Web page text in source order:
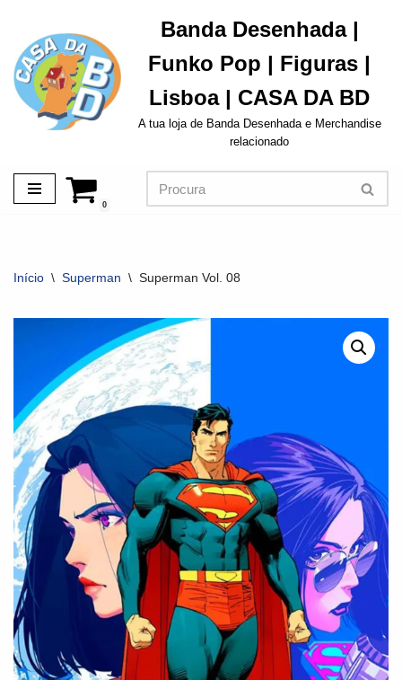
Avançar
para
o
conteúdo
Banda Desenhada |
Funko Pop | Figuras |
Lisboa | CASA DA BD
A tua loja de Banda Desenhada e Merchandise
relacionado
0
Início \ Superman \ Superman Vol. 08